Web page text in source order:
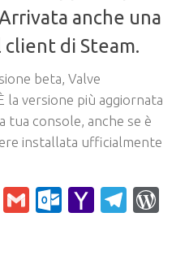
anche una
client di Steam.
beta, Valve
la versione più aggiornata
tua console, anche se è
installata ufficialmente
Diaspora
Gmail Yahoo